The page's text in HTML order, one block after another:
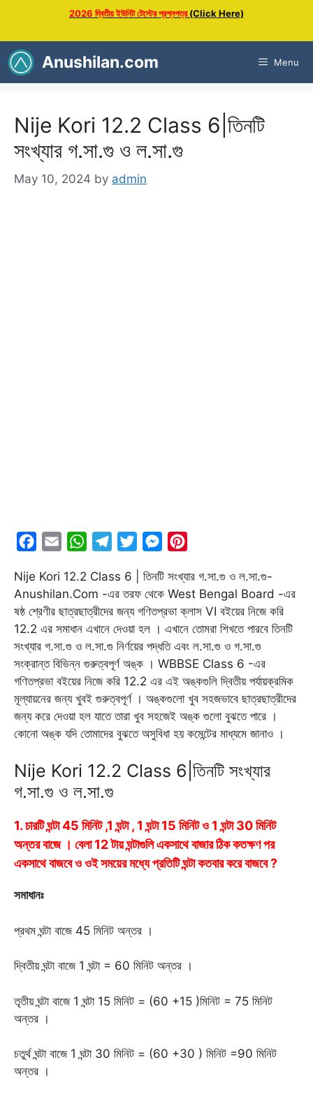
content
2026 দ্বিতীয় ইউনিট টেস্টের প্রশ্নপত্র(Click Here)
Anushilan.com Menu
Nije Kori 12.2 Class 6|তিনটি
সংখ্যার গ.সা.গু ও ল.সা.গু
May 10, 2024 by admin
c
e
b
o
k
a
i
l
W
a
t
s
p
p
l
e
g
a
m
i
t
r
M
s
s
e
n
g
e
r
n
t
e
e
s
t
Nije Kori 12.2 Class 6 | তিনটি সংখ্যার গ.সা.গু ও ল.সা.গু-
Anushilan.Com -এর তরফ থেকে West Bengal Board -এর
ষষ্ঠ শ্রেণীর ছাত্রছাত্রীদের জন্য গণিতপ্রভা ক্লাস VI বইয়ের নিজে করি
12.2 এর সমাধান এখানে দেওয়া হল । এখানে তোমরা শিখতে পারবে তিনটি
সংখ্যার গ.সা.গু ও ল.সা.গু নির্ণয়ের পদ্ধতি এবং ল.সা.গু ও গ.সা.গু
সংক্রান্ত বিভিন্ন গুরুত্বপূর্ণ অঙ্ক । WBBSE Class 6 -এর
গণিতপ্রভা বইয়ের নিজে করি 12.2 এর এই অঙ্কগুলি দ্বিতীয় পর্যায়ক্রমিক
মূল্যায়নের জন্য খুবই গুরুত্বপূর্ণ । অঙ্কগুলো খুব সহজভাবে ছাত্রছাত্রীদের
জন্য করে দেওয়া হল যাতে তারা খুব সহজেই অঙ্ক গুলো বুঝতে পারে ।
কোনো অঙ্ক যদি তোমাদের বুঝতে অসুবিধা হয় কমেন্টের মাধ্যমে জানাও ।
Nije Kori 12.2 Class 6|তিনটি সংখ্যার
গ.সা.গু ও ল.সা.গু
1. চারটি ঘন্টা 45 মিনিট ,1 ঘন্টা , 1 ঘন্টা 15 মিনিট ও 1 ঘন্টা 30 মিনিট
অন্তর বাজে । বেলা 12 টায় ঘন্টাগুলি একসাথে বাজার ঠিক কতক্ষণ পর
একসাথে বাজবে ও ওই সময়ের মধ্যে প্রতিটি ঘন্টা কতবার করে বাজবে ?
সমাধানঃ
প্রথম ঘন্টা বাজে 45 মিনিট অন্তর ।
দ্বিতীয় ঘন্টা বাজে 1 ঘন্টা = 60 মিনিট অন্তর ।
তৃতীয় ঘন্টা বাজে 1 ঘন্টা 15 মিনিট = (60 +15 )মিনিট = 75 মিনিট
অন্তর ।
চতুর্থ ঘন্টা বাজে 1 ঘন্টা 30 মিনিট = (60 +30 ) মিনিট =90 মিনিট
অন্তর ।